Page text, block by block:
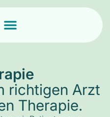
richtigen Arzt
Therapie.